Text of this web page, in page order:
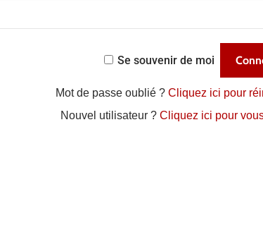
Se souvenir de moi
Mot de passe oublié ? Cliquez ici pour
Nouvel utilisateur ? Cliquez ici pour